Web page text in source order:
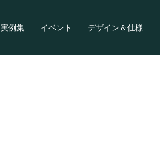
実例集 イベント デザイン＆仕様